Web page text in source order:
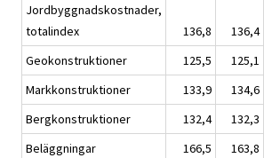
Jordbyggnadskostnader,
totalindex
136,8 136,4
Geokonstruktioner
125,5 125,1
Markkonstruktioner
133,9 134,6
Bergkonstruktioner
132,4 132,3
Beläggningar
166,5 163,8